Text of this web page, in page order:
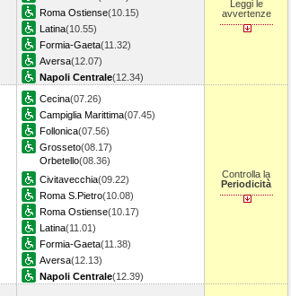
Roma Ostiense(10.15)
Latina(10.55)
Formia-Gaeta(11.32)
Aversa(12.07)
Napoli Centrale(12.34)
Leggi le
avvertenze
Cecina(07.26)
Campiglia Marittima(07.45)
Follonica(07.56)
Grosseto(08.17)
Orbetello(08.36)
Civitavecchia(09.22)
Roma S.Pietro(10.08)
Roma Ostiense(10.17)
Latina(11.01)
Formia-Gaeta(11.38)
Aversa(12.13)
Napoli Centrale(12.39)
Controlla la
Periodicità